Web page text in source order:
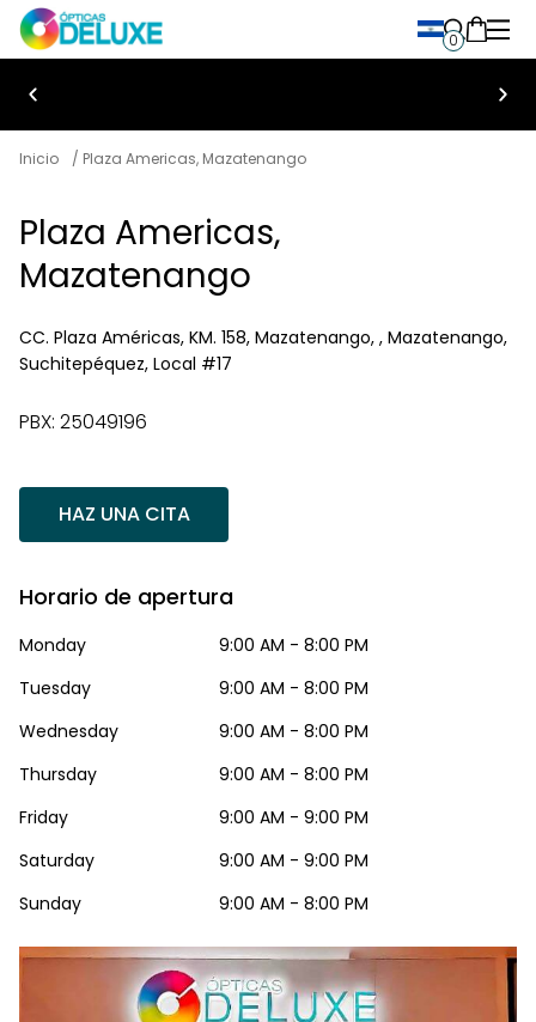
0
Bienvenido a Ópticas Deluxe
Inicio / Plaza Americas, Mazatenango
Plaza Americas,
Mazatenango
CC. Plaza Américas, KM. 158, Mazatenango, , Mazatenango,
Suchitepéquez, Local #17
PBX: 25049196
HAZ UNA CITA
Horario de apertura
Monday
9:00 AM - 8:00 PM
Tuesday
9:00 AM - 8:00 PM
Wednesday
9:00 AM - 8:00 PM
Thursday
9:00 AM - 8:00 PM
Friday
9:00 AM - 9:00 PM
Saturday
9:00 AM - 9:00 PM
Sunday
9:00 AM - 8:00 PM